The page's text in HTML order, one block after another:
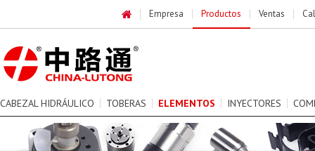
Empresa Productos Ventas
CABEZAL HIDRÁULICO TOBERAS ELEMENTOS INYECTORES